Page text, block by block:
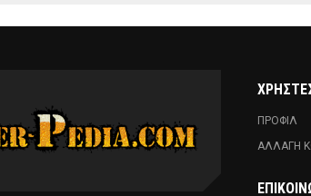
ΠΡΟΦΙΛ
ΑΛΛΑΓΗ